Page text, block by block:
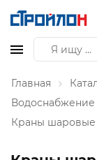
Главная
Водоснабжение
Краны шаровые